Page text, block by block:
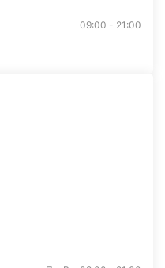
09:00 - 21:00